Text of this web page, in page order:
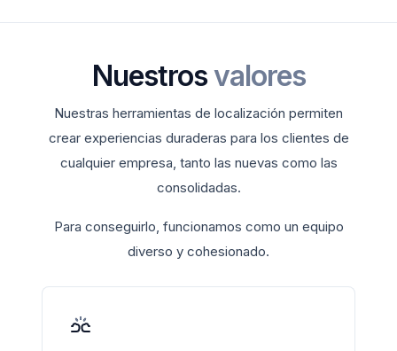
Nuestrosvalores
Nuestras herramientas de localización permiten
crear experiencias duraderas para los clientes de
cualquier empresa, tanto las nuevas como las
consolidadas.
Para conseguirlo, funcionamos como un equipo
diverso y cohesionado.